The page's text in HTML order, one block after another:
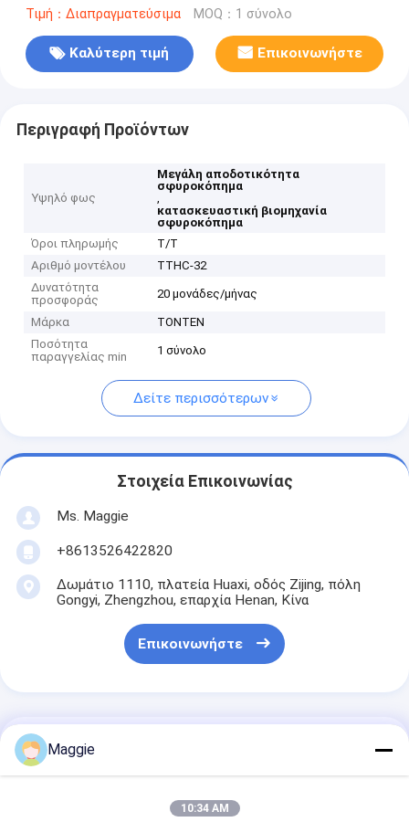
Τιμή：Διαπραγματεύσιμα MOQ：1 σύνολο
Καλύτερη τιμή Επικοινωνήστε
Περιγραφή Προϊόντων
Υψηλό φως
Μεγάλη αποδοτικότητα
σφυροκόπημα
,
κατασκευαστική βιομηχανία
σφυροκόπημα
Όροι πληρωμής
Τ/Τ
Αριθμό μοντέλου
TTHC-32
Δυνατότητα
προσφοράς
20 μονάδες/μήνας
Μάρκα
TONTEN
Ποσότητα
παραγγελίας min
1 σύνολο
Δείτε περισσότερων
Στοιχεία Επικοινωνίας
Ms. Maggie
+8613526422820
Δωμάτιο 1110, πλατεία Huaxi, οδός Zijing, πόλη
Gongyi, Zhengzhou, επαρχία Henan, Κίνα
Επικοινωνήστε
Αποκτήστε Την Καλύτερη Τιμή Για
Μεγάλη
Maggie
10:34 AM